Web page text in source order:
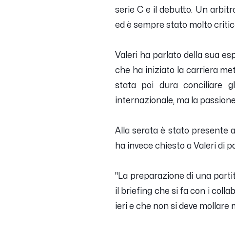
serie C e il debutto. Un
ed è sempre stato molto
Valeri ha parlato della sua
che ha iniziato la carriera
stata poi dura conciliare
internazionale, ma la
Alla serata è stato presente
ha invece chiesto a Valeri di
"La preparazione di una
il briefing che si fa con i
ieri e che non si deve mollare